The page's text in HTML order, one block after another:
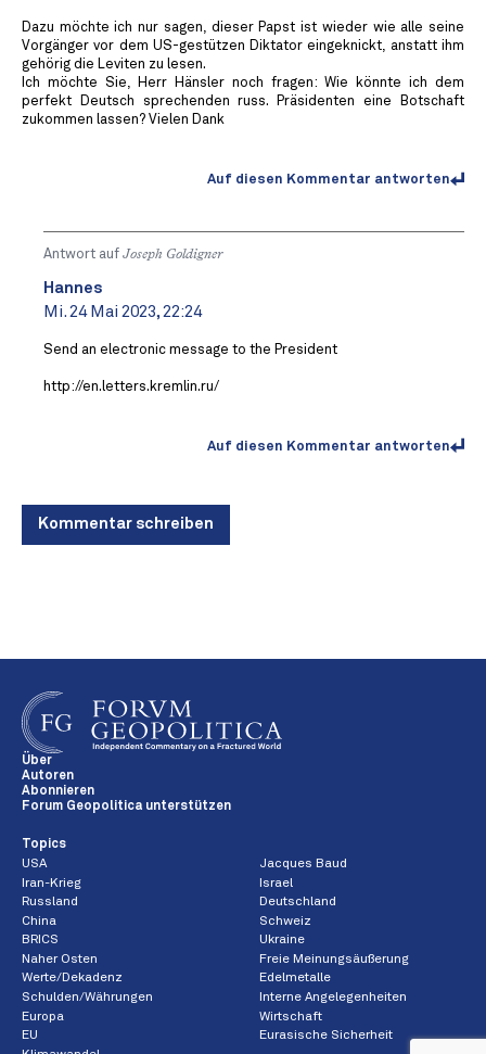
Dazu möchte ich nur sagen, dieser Papst ist wieder wie alle seine
Vorgänger vor dem US-gestützen Diktator eingeknickt, anstatt ihm
gehörig die Leviten zu lesen.
Ich möchte Sie, Herr Hänsler noch fragen: Wie könnte ich dem
perfekt Deutsch sprechenden russ. Präsidenten eine Botschaft
zukommen lassen? Vielen Dank
Auf diesen Kommentar antworten
Antwort auf Joseph Goldigner
Hannes
Mi. 24 Mai 2023, 22:24
Send an electronic message to the President
http://en.letters.kremlin.ru/
Auf diesen Kommentar antworten
Kommentar schreiben
Über
Autoren
Abonnieren
Forum Geopolitica unterstützen
Topics
USA
Jacques Baud
Iran-Krieg
Israel
Russland
Deutschland
China
Schweiz
BRICS
Ukraine
Naher Osten
Freie Meinungsäußerung
Werte/Dekadenz
Edelmetalle
Schulden/Währungen
Interne Angelegenheiten
Europa
Wirtschaft
EU
Eurasische Sicherheit